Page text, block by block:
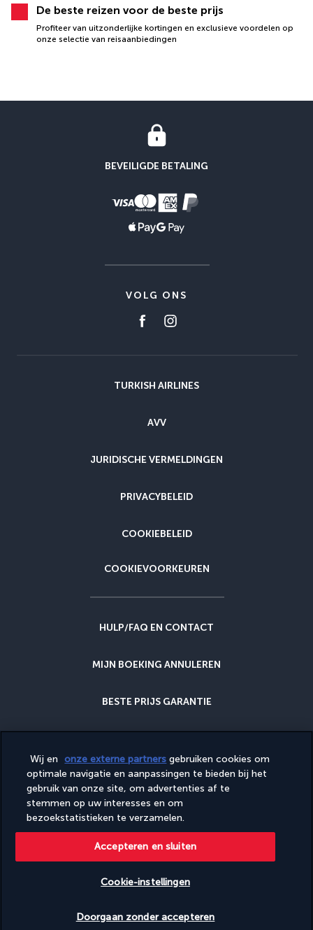
De beste reizen voor de beste prijs
Profiteer van uitzonderlijke kortingen en exclusieve voordelen op
onze selectie van reisaanbiedingen
BEVEILIGDE BETALING
VOLG ONS
TURKISH AIRLINES
AVV
JURIDISCHE VERMELDINGEN
PRIVACYBELEID
COOKIEBELEID
COOKIEVOORKEUREN
HULP/FAQ EN CONTACT
MIJN BOEKING ANNULEREN
BESTE PRIJS GARANTIE
WAAROM BIJ ONS BOEKEN?
Diese Website wird von PerfectStay.com, in Zusammenarbeit mit
Turkish Airlines veröffentlicht. Der Verkauf erfolgt durch
PerfectStay.com
Wij en onze externe partners gebruiken cookies om
optimale navigatie en aanpassingen te bieden bij het
gebruik van onze site, om advertenties af te
stemmen op uw interesses en om
bezoekstatistieken te verzamelen.
Cookie-instellingen
Doorgaan zonder accepteren
Accepteren en sluiten